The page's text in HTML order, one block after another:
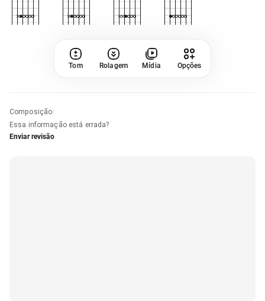
Tom Rolagem Mídia Opções
Composição:
Essa informação está errada?
Enviar revisão